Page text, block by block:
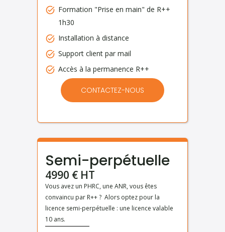
Formation "Prise en main" de R++
1h30
Installation à distance
Support client par mail
Accès à la permanence R++
CONTACTEZ-NOUS
Semi-perpétuelle
4990 € HT
Vous avez un PHRC, une ANR, vous êtes
convaincu par R++ ? Alors optez pour la
licence semi-perpétuelle : une licence valable
10 ans.